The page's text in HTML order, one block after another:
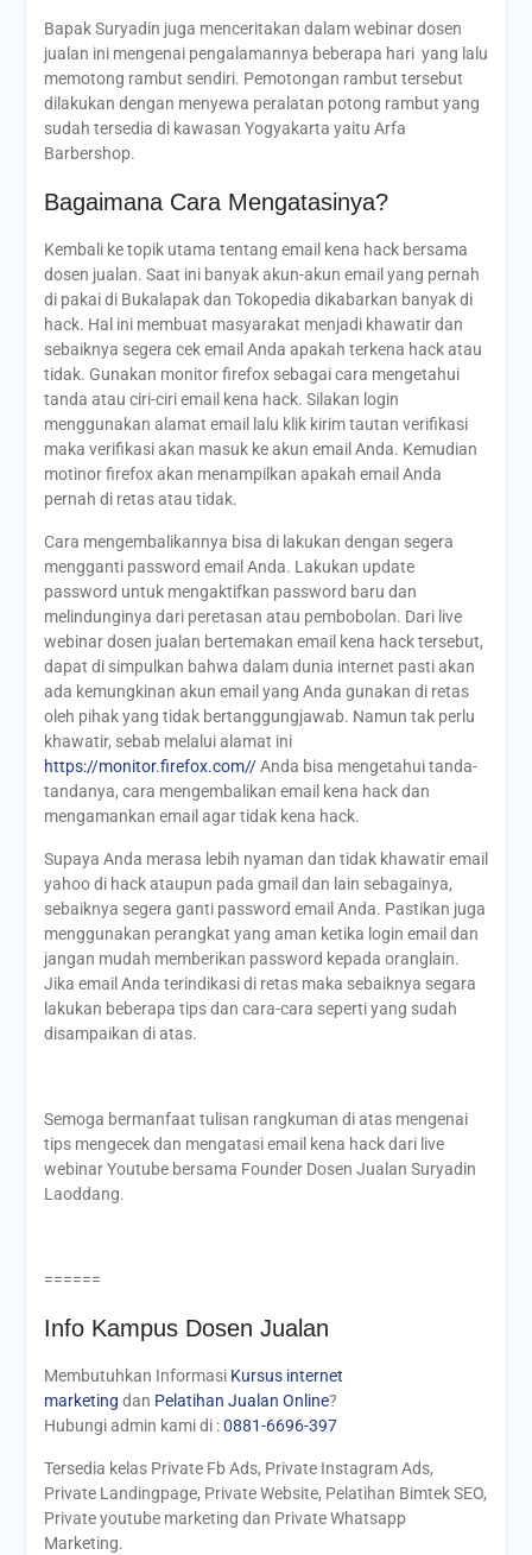
Bapak Suryadin juga menceritakan dalam webinar dosen
jualan ini mengenai pengalamannya beberapa hari yang lalu
memotong rambut sendiri. Pemotongan rambut tersebut
dilakukan dengan menyewa peralatan potong rambut yang
sudah tersedia di kawasan Yogyakarta yaitu Arfa
Barbershop.
Bagaimana Cara Mengatasinya?
Kembali ke topik utama tentang email kena hack bersama
dosen jualan. Saat ini banyak akun-akun email yang pernah
di pakai di Bukalapak dan Tokopedia dikabarkan banyak di
hack. Hal ini membuat masyarakat menjadi khawatir dan
sebaiknya segera cek email Anda apakah terkena hack atau
tidak. Gunakan monitor firefox sebagai cara mengetahui
tanda atau ciri-ciri email kena hack. Silakan login
menggunakan alamat email lalu klik kirim tautan verifikasi
maka verifikasi akan masuk ke akun email Anda. Kemudian
motinor firefox akan menampilkan apakah email Anda
pernah di retas atau tidak.
Cara mengembalikannya bisa di lakukan dengan segera
mengganti password email Anda. Lakukan update
password untuk mengaktifkan password baru dan
melindunginya dari peretasan atau pembobolan. Dari live
webinar dosen jualan bertemakan email kena hack tersebut,
dapat di simpulkan bahwa dalam dunia internet pasti akan
ada kemungkinan akun email yang Anda gunakan di retas
oleh pihak yang tidak bertanggungjawab. Namun tak perlu
khawatir, sebab melalui alamat ini
https://monitor.firefox.com//Anda bisa mengetahui tanda-
tandanya, cara mengembalikan email kena hack dan
mengamankan email agar tidak kena hack.
Supaya Anda merasa lebih nyaman dan tidak khawatir email
yahoo di hack ataupun pada gmail dan lain sebagainya,
sebaiknya segera ganti password email Anda. Pastikan juga
menggunakan perangkat yang aman ketika login email dan
jangan mudah memberikan password kepada oranglain.
Jika email Anda terindikasi di retas maka sebaiknya segara
lakukan beberapa tips dan cara-cara seperti yang sudah
disampaikan di atas.
Semoga bermanfaat tulisan rangkuman di atas mengenai
tips mengecek dan mengatasi email kena hack dari live
webinar Youtube bersama Founder Dosen Jualan Suryadin
Laoddang.
======
Info Kampus Dosen Jualan
Membutuhkan Informasi Kursus internet
marketing dan Pelatihan Jualan Online?
Hubungi admin kami di :0881-6696-397
Tersedia kelas Private Fb Ads, Private Instagram Ads,
Private Landingpage, Private Website, Pelatihan Bimtek SEO,
Private youtube marketing dan Private Whatsapp
Marketing.